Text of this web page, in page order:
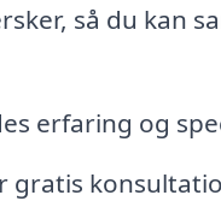
så du kan
erfaring og
gratis